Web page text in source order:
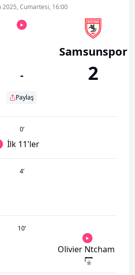
2025, Cumartesi, 16:00
-
Paylaş
Samsunspor
2
0’
İlk 11'ler
4’
10’
Olivier Ntcham